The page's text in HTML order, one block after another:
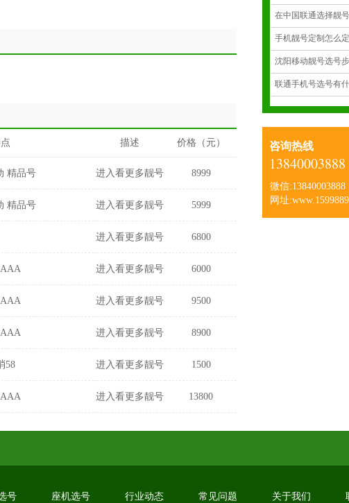
描述 价格（元）
精品号 进入看更多靓号 8999
精品号 进入看更多靓号 5999
进入看更多靓号 6800
进入看更多靓号 6000
进入看更多靓号 9500
进入看更多靓号 8900
58 进入看更多靓号 1500
进入看更多靓号 13800
咨询热线
13840003888
微信:13840003888
网址
号 座机选号 行业动态 常见问题 关于我们